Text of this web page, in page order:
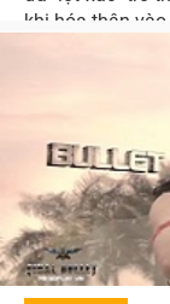
khi hóa thân